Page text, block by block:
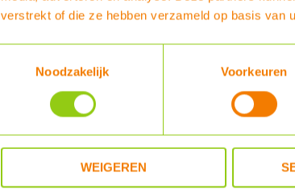
verstrekt of die ze hebben verzameld op basis van
Noodzakelijk
Voorkeuren
WEIGEREN
Totaal